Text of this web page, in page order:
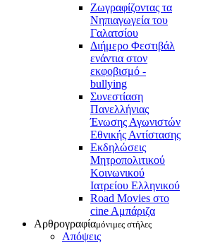
Ζωγραφίζοντας τα
Νηπιαγωγεία του
Γαλατσίου
Διήμερο Φεστιβάλ
ενάντια στον
εκφοβισμό -
bullying
Συνεστίαση
Πανελλήνιας
Ένωσης Αγωνιστών
Εθνικής Αντίστασης
Εκδηλώσεις
Μητροπολιτικού
Κοινωνικού
Ιατρείου Ελληνικού
Road Movies στο
cine Aμπάριζα
Αρθρογραφίαμόνιμες στήλες
Απόψεις